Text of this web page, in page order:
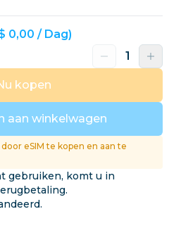
0,00 / Dag)
aan winkelwagen
kopen
eSIM te kopen en aan te
gebruiken, komt u in